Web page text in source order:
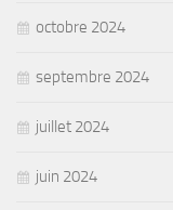
octobre 2024
septembre 2024
juillet 2024
juin 2024